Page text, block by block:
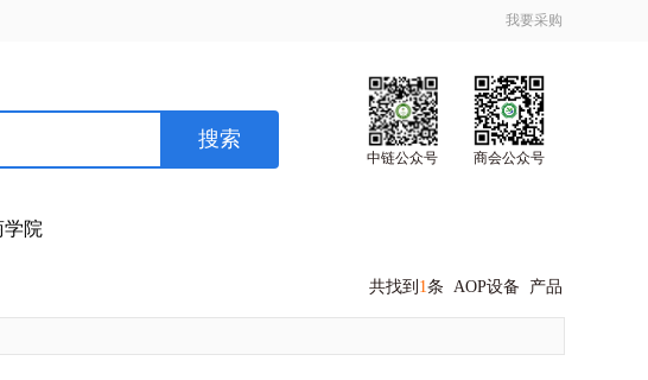
我要采购
中链公众号 商会公众号
学院
共找到 1条 AOP设备 产品